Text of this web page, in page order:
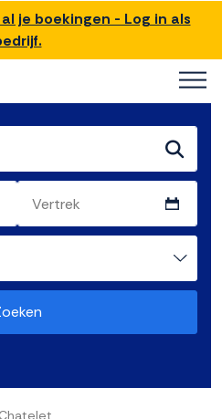
je boekingen - Log in als